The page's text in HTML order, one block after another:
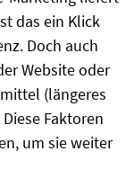
das ein Klick
Doch auch
Website oder
(längeres
Faktoren
um sie weiter